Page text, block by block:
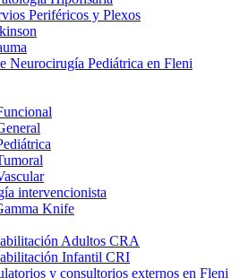
Periféricos y Plexos
Neurocirugía Pediátrica en Fleni
intervencionista
Knife
Adultos CRA
Infantil CRI
y consultorios externos en Fleni